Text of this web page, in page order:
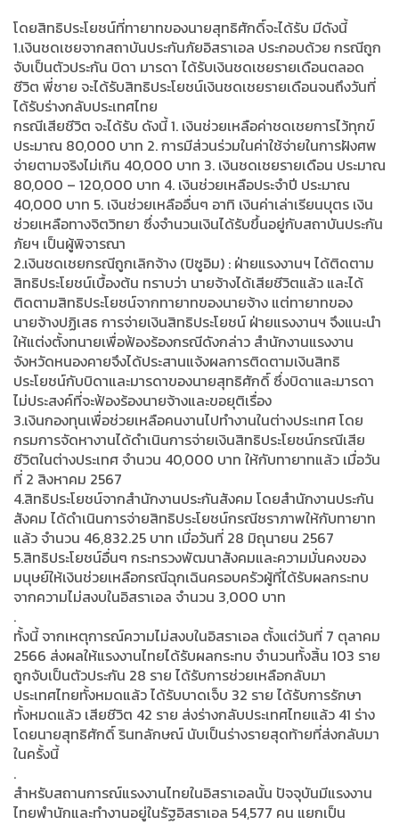
โดยสิทธิประโยชน์ที่ทายาทของนายสุทธิศักดิ์จะได้รับ มีดังนี้
1.เงินชดเชยจากสถาบันประกันภัยอิสราเอล ประกอบด้วย กรณีถูก
จับเป็นตัวประกัน บิดา มารดา ได้รับเงินชดเชยรายเดือนตลอด
ชีวิต พี่ชาย จะได้รับสิทธิประโยชน์เงินชดเชยรายเดือนจนถึงวันที่
ได้รับร่างกลับประเทศไทย
กรณีเสียชีวิต จะได้รับ ดังนี้ 1. เงินช่วยเหลือค่าชดเชยการไว้ทุกข์
ประมาณ 80,000 บาท 2. การมีส่วนร่วมในค่าใช้จ่ายในการฝังศพ
จ่ายตามจริงไม่เกิน 40,000 บาท 3. เงินชดเชยรายเดือน ประมาณ
80,000 – 120,000 บาท 4. เงินช่วยเหลือประจำปี ประมาณ
40,000 บาท 5. เงินช่วยเหลืออื่นๆ อาทิ เงินค่าเล่าเรียนบุตร เงิน
ช่วยเหลือทางจิตวิทยา ซึ่งจำนวนเงินได้รับขึ้นอยู่กับสถาบันประกัน
ภัยฯ เป็นผู้พิจารณา
2.เงินชดเชยกรณีถูกเลิกจ้าง (ปิซูอิม) : ฝ่ายแรงงานฯ ได้ติดตาม
สิทธิประโยชน์เบื้องต้น ทราบว่า นายจ้างได้เสียชีวิตแล้ว และได้
ติดตามสิทธิประโยชน์จากทายาทของนายจ้าง แต่ทายาทของ
นายจ้างปฏิเสธ การจ่ายเงินสิทธิประโยชน์ ฝ่ายแรงงานฯ จึงแนะนำ
ให้แต่งตั้งทนายเพื่อฟ้องร้องกรณีดังกล่าว สำนักงานแรงงาน
จังหวัดหนองคายจึงได้ประสานแจ้งผลการติดตามเงินสิทธิ
ประโยชน์กับบิดาและมารดาของนายสุทธิศักดิ์ ซึ่งบิดาและมารดา
ไม่ประสงค์ที่จะฟ้องร้องนายจ้างและขอยุติเรื่อง
3.เงินกองทุนเพื่อช่วยเหลือคนงานไปทำงานในต่างประเทศ โดย
กรมการจัดหางานได้ดำเนินการจ่ายเงินสิทธิประโยชน์กรณีเสีย
ชีวิตในต่างประเทศ จำนวน 40,000 บาท ให้กับทายาทแล้ว เมื่อวัน
ที่ 2 สิงหาคม 2567
4.สิทธิประโยชน์จากสำนักงานประกันสังคม โดยสำนักงานประกัน
สังคม ได้ดำเนินการจ่ายสิทธิประโยชน์กรณีชราภาพให้กับทายาท
แล้ว จำนวน 46,832.25 บาท เมื่อวันที่ 28 มิถุนายน 2567
5.สิทธิประโยชน์อื่นๆ กระทรวงพัฒนาสังคมและความมั่นคงของ
มนุษย์ให้เงินช่วยเหลือกรณีฉุกเฉินครอบครัวผู้ที่ได้รับผลกระทบ
จากความไม่สงบในอิสราเอล จำนวน 3,000 บาท
.
ทั้งนี้ จากเหตุการณ์ความไม่สงบในอิสราเอล ตั้งแต่วันที่ 7 ตุลาคม
2566 ส่งผลให้แรงงานไทยได้รับผลกระทบ จำนวนทั้งสิ้น 103 ราย
ถูกจับเป็นตัวประกัน 28 ราย ได้รับการช่วยเหลือกลับมา
ประเทศไทยทั้งหมดแล้ว ได้รับบาดเจ็บ 32 ราย ได้รับการรักษา
ทั้งหมดแล้ว เสียชีวิต 42 ราย ส่งร่างกลับประเทศไทยแล้ว 41 ร่าง
โดยนายสุทธิศักดิ์ รินทลักษณ์ นับเป็นร่างรายสุดท้ายที่ส่งกลับมา
ในครั้งนี้
.
สำหรับสถานการณ์แรงงานไทยในอิสราเอลนั้น ปัจจุบันมีแรงงาน
ไทยพำนักและทำงานอยู่ในรัฐอิสราเอล 54,577 คน แยกเป็น